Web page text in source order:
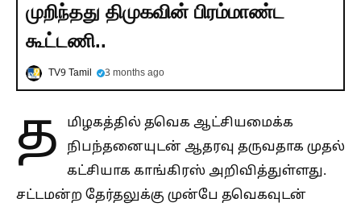
முறிந்தது திமுகவின் பிரம்மாண்ட
கூட்டணி..
TV9 Tamil 3 months ago
த
மிழகத்தில் தவெக ஆட்சியமைக்க
நிபந்தனையுடன் ஆதரவு தருவதாக முதல்
கட்சியாக காங்கிரஸ் அறிவித்துள்ளது.
சட்டமன்ற தேர்தலுக்கு முன்பே தவெகவுடன்